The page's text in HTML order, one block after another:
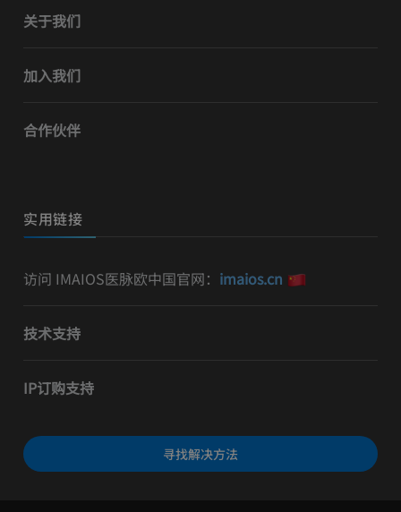
关于我们
加入我们
合作伙伴
实用链接
访问 IMAIOS医脉欧中国官网： imaios.cn
技术支持
IP订购支持
寻找解决方法